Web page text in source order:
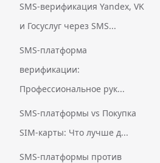
SMS-верификация Yandex, VK
и Госуслуг через SMS...
SMS-платформа
верификации:
Профессиональное рук...
SMS-платформы vs Покупка
SIM-карты: Что лучше д...
SMS-платформы против